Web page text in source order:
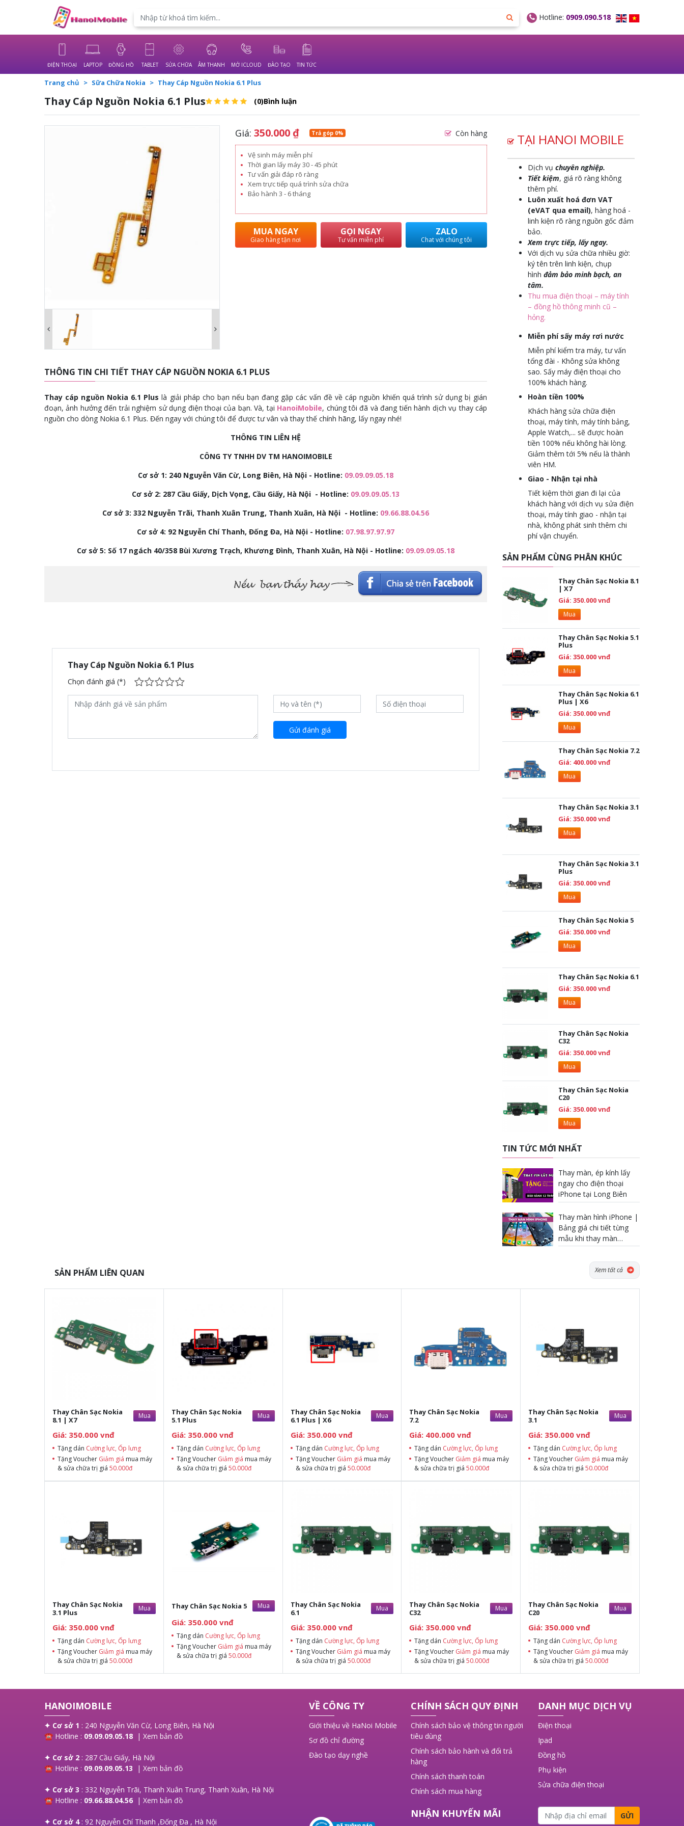
Translate Hotline: 0909.090.518
ĐIỆN THOẠI LAPTOP ĐỒNG HỒ TABLET SỬA CHỮA ÂM THANH MỞ ICLOUD ĐÀO TẠO TIN TỨC
Trang chủ Sữa Chữa Nokia Thay Cáp Nguồn Nokia 6.1 Plus
Thay Cáp Nguồn Nokia 6.1 Plus (0)Bình luận
Giá: 350.000 ₫ Trả góp 0% Còn hàng
Vệ sinh máy miễn phí
Thời gian lấy máy 30 - 45 phút
Tư vấn giải đáp rõ ràng
Xem trực tiếp quá trình sửa chữa
Bảo hành 3 - 6 tháng
MUA NGAY
Giao hàng tận nơi
GỌI NGAY
Tư vấn miễn phí
ZALO
Chat với chúng tôi
THÔNG TIN CHI TIẾT THAY CÁP NGUỒN NOKIA 6.1 PLUS
Thay cáp nguồn Nokia 6.1 Plus là giải pháp cho bạn nếu bạn đang gặp các vấn đề về cáp nguồn khiến quá trình sử dụng bị gián
đoạn, ảnh hưởng đến trải nghiệm sử dụng điện thoại của bạn. Và, tại HanoiMobile, chúng tôi đã và đang tiến hành dịch vụ thay cáp
nguồn cho dòng Nokia 6.1 Plus. Đến ngay với chúng tôi để được tư vân và thay thế chính hãng, lấy ngay nhé!
THÔNG TIN LIÊN HỆ
CÔNG TY TNHH DV TM HANOIMOBILE
Cơ sở 1: 240 Nguyễn Văn Cừ, Long Biên, Hà Nội - Hotline: 09.09.09.05.18
Cơ sở 2: 287 Cầu Giấy, Dịch Vọng, Cầu Giấy, Hà Nội - Hotline: 09.09.09.05.13
Cơ sở 3: 332 Nguyễn Trãi, Thanh Xuân Trung, Thanh Xuân, Hà Nội - Hotline: 09.66.88.04.56
Cơ sở 4: 92 Nguyễn Chí Thanh, Đống Đa, Hà Nội - Hotline: 07.98.97.97.97
Cơ sở 5: Số 17 ngách 40/358 Bùi Xương Trạch, Khương Đình, Thanh Xuân, Hà Nội - Hotline: 09.09.09.05.18
Thay Cáp Nguồn Nokia 6.1 Plus
Chọn đánh giá (*)
Gửi đánh giá
TẠI HANOI MOBILE
Dịch vụ chuyên nghiệp.
Tiết kiệm, giá rõ ràng không
thêm phí.
Luôn xuất hoá đơn VAT
(eVAT qua email), hàng hoá -
linh kiện rõ ràng nguồn gốc đảm
bảo.
Xem trực tiếp, lấy ngay.
Với dịch vụ sửa chữa nhiều giờ:
ký tên trên linh kiện, chụp
hình đảm bảo minh bạch, an
tâm.
Thu mua điện thoại – máy tính
– đồng hồ thông minh cũ –
hỏng.
Miễn phí sấy máy rơi nước
Miễn phí kiểm tra máy, tư vấn
tổng đài - Không sửa không
sao. Sấy máy điện thoại cho
100% khách hàng.
Hoàn tiền 100%
Khách hàng sửa chữa điện
thoại, máy tính, máy tính bảng,
Apple Watch,... sẽ được hoàn
tiền 100% nếu không hài lòng.
Giảm thêm tới 5% nếu là thành
viên HM.
Giao - Nhận tại nhà
Tiết kiệm thời gian đi lại của
khách hàng với dịch vụ sửa điện
thoại, máy tính giao - nhận tại
nhà, không phát sinh thêm chi
phí vận chuyển.
SẢN PHẨM CÙNG PHÂN KHÚC
Thay Chân Sạc Nokia 8.1
| X7
Giá: 350.000 vnđ
Mua
Thay Chân Sạc Nokia 5.1
Plus
Giá: 350.000 vnđ
Mua
Thay Chân Sạc Nokia 6.1
Plus | X6
Giá: 350.000 vnđ
Mua
Thay Chân Sạc Nokia 7.2
Giá: 400.000 vnđ
Mua
Thay Chân Sạc Nokia 3.1
Giá: 350.000 vnđ
Mua
Thay Chân Sạc Nokia 3.1
Plus
Giá: 350.000 vnđ
Mua
Thay Chân Sạc Nokia 5
Giá: 350.000 vnđ
Mua
Thay Chân Sạc Nokia 6.1
Giá: 350.000 vnđ
Mua
Thay Chân Sạc Nokia
C32
Giá: 350.000 vnđ
Mua
Thay Chân Sạc Nokia
C20
Giá: 350.000 vnđ
Mua
TIN TỨC MỚI NHẤT
Thay màn, ép kính lấy
ngay cho điện thoại
iPhone tại Long Biên
Thay màn hình iPhone |
Bảng giá chi tiết từng
mẫu khi thay màn
iPhone
SẢN PHẨM LIÊN QUAN Xem tất cả
Thay Chân Sạc Nokia
8.1 | X7
Mua
Giá: 350.000 vnđ
Tặng dán Cường lực, Ốp lưng
Tặng Voucher Giảm giá mua máy
& sửa chữa trị giá 50.000đ
Thay Chân Sạc Nokia
5.1 Plus
Mua
Giá: 350.000 vnđ
Tặng dán Cường lực, Ốp lưng
Tặng Voucher Giảm giá mua máy
& sửa chữa trị giá 50.000đ
Thay Chân Sạc Nokia
6.1 Plus | X6
Mua
Giá: 350.000 vnđ
Tặng dán Cường lực, Ốp lưng
Tặng Voucher Giảm giá mua máy
& sửa chữa trị giá 50.000đ
Thay Chân Sạc Nokia
7.2
Mua
Giá: 400.000 vnđ
Tặng dán Cường lực, Ốp lưng
Tặng Voucher Giảm giá mua máy
& sửa chữa trị giá50.000đ
Thay Chân Sạc Nokia
3.1
Mua
Giá: 350.000 vnđ
Tặng dán Cường lực, Ốp lưng
Tặng Voucher Giảm giá mua máy
& sửa chữa trị giá50.000đ
Thay Chân Sạc Nokia
3.1 Plus
Mua
Giá: 350.000 vnđ
Tặng dán Cường lực, Ốp lưng
Tặng Voucher Giảm giá mua máy
& sửa chữa trị giá 50.000đ
Thay Chân Sạc Nokia 5 Mua
Giá: 350.000 vnđ
Tặng dán Cường lực, Ốp lưng
Tặng Voucher Giảm giá mua máy
& sửa chữa trị giá 50.000đ
Thay Chân Sạc Nokia
6.1
Mua
Giá: 350.000 vnđ
Tặng dán Cường lực, Ốp lưng
Tặng Voucher Giảm giá mua máy
& sửa chữa trị giá 50.000đ
Thay Chân Sạc Nokia
C32
Mua
Giá: 350.000 vnđ
Tặng dán Cường lực, Ốp lưng
Tặng Voucher Giảm giá mua máy
& sửa chữa trị giá50.000đ
Thay Chân Sạc Nokia
C20
Mua
Giá: 350.000 vnđ
Tặng dán Cường lực, Ốp lưng
Tặng Voucher Giảm giá mua máy
& sửa chữa trị giá50.000đ
HANOIMOBILE
✦ Cơ sở 1 : 240 Nguyễn Văn Cừ, Long Biên, Hà Nội
☎ Hotline : 09.09.09.05.18 | Xem bản đồ
✦ Cơ sở 2 : 287 Cầu Giấy, Hà Nội
☎ Hotline : 09.09.09.05.13 | Xem bản đồ
✦ Cơ sở 3 : 332 Nguyễn Trãi, Thanh Xuân Trung, Thanh Xuân, Hà Nội
☎ Hotline : 09.66.88.04.56 | Xem bản đồ
✦ Cơ sở 4: 92 Nguyễn Chí Thanh ,Đống Đa , Hà Nội
VỀ CÔNG TY
Giới thiệu về HaNoi Mobile
Sơ đồ chỉ đường
Đào tạo dạy nghề
CHÍNH SÁCH QUY ĐỊNH
Chính sách bảo vệ thông tin người
tiêu dùng
Chính sách bảo hành và đổi trả
hàng
Chính sách thanh toán
Chính sách mua hàng
DANH MỤC DỊCH VỤ
Điện thoại
Ipad
Đồng hồ
Phụ kiện
Sửa chữa điện thoại
NHẬN KHUYẾN MÃI GỬI